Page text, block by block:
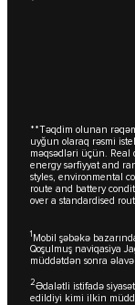
**Təqdim olunan
uyğun olaraq rəsmi
məqsədləri üçün. Real
energy sərfiyyat and
styles, environmental
route and battery
over a standardised
1 Mobil şəbəkə
Qoşulmuş naviqasiya
müddətdən sonra
2Ədalətli istifadə
edildiyi kimi ilkin